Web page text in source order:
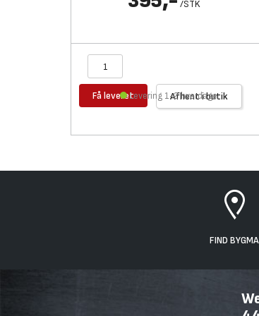
/STK
Få leveret Afhent i butik
Levering 1-2 hverdage
FIND BYGMA